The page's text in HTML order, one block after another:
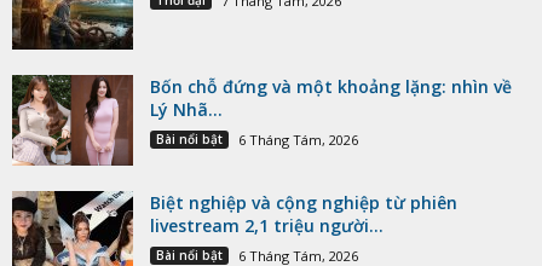
Bốn chỗ đứng và một khoảng lặng: nhìn về
Lý Nhã...
Bài nổi bật 6 Tháng Tám, 2026
Biệt nghiệp và cộng nghiệp từ phiên
livestream 2,1 triệu người...
Bài nổi bật 6 Tháng Tám, 2026